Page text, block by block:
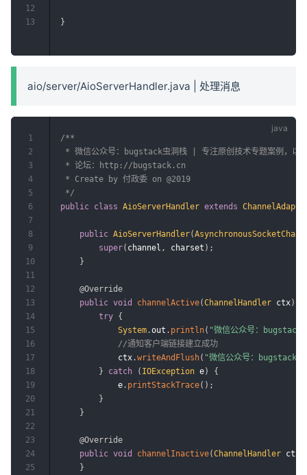
}
12
13
aio/server/AioServerHandler.java | 处理消息
/**
* 微信公众号：bugstack虫洞栈 | 专注原创技术专题案例，以最
* 论坛：http://bugstack.cn
* Create by 付政委 on @2019
*/
public class AioServerHandler extends
public AioServerHandler(
super( channel , charset ) ;
}
@Override
public void channelActive(ChannelHandler ctx)
try {
System .out . println( "微信公众号：
//通知客户端链接建立成功
            ctx
.writeAndFlush( "微信公众号：bugstack
}
catch ( IOException e)
{
            e
. printStackTrace( ) ;
}
}
@Override
public void channelInactive(ChannelHandler ctx
}
1
2
3
4
5
6
7
8
9
10
11
12
13
14
15
16
17
18
19
20
21
22
23
24
25